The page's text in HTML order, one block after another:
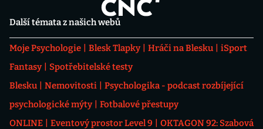
Další témata z našich webů
Moje Psychologie Blesk Tlapky Hráči na Blesku
iSport
Fantasy
Spotřebitelské testy
Blesku
Nemovitosti
Psychologika - podcast rozbíjející
psychologické mýty
Fotbalové přestupy
ONLINE
Eventový prostor Level 9
OKTAGON 92: Szabová